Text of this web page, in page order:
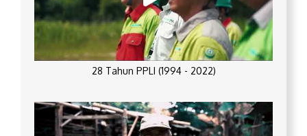
28 Tahun PPLI (1994 - 2022)